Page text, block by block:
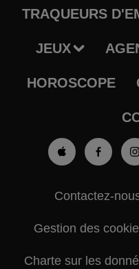
TRAQUEURS
JEUX
HOROSCOPE
Contactez-
Gestion des
Charte sur les